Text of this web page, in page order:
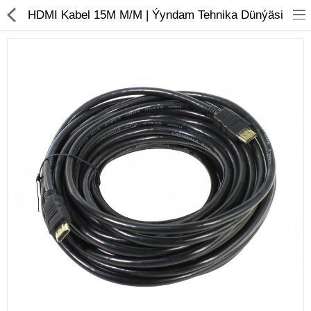
Noutbuk
Monobloklar
Kompýuter düzüjiler
Monitorlar
Kompýuter aksesuarlary
HDMI Kabel 15M M/M | Ýyndam Tehnika Dünýäsi